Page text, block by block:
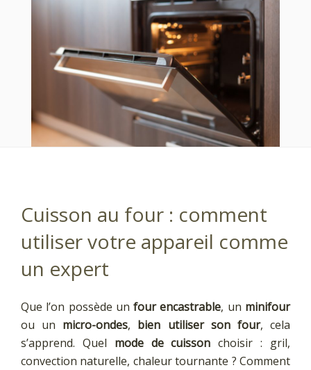
Cuisson au four : comment
utiliser votre appareil comme
un expert
Que l’on possède unfour encastrable, un minifour
ou un micro-ondes, bien utiliser son four, cela
s’apprend. Quel mode de cuisson choisir : gril,
convection naturelle, chaleur tournante ? Comment